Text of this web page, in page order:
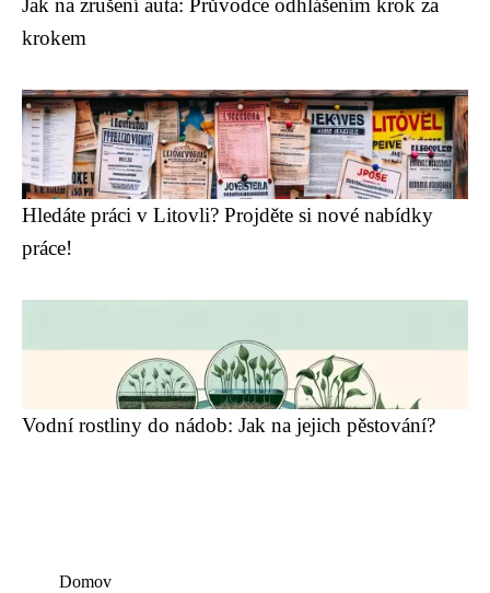
Jak na zrušení auta: Průvodce odhlášením krok za
krokem
Hledáte práci v Litovli? Projděte si nové nabídky
práce!
Vodní rostliny do nádob: Jak na jejich pěstování?
Domov